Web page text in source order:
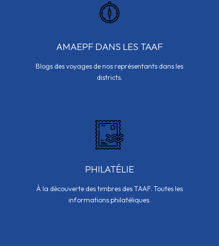
AMAEPF DANS LES TAAF
Blogs des voyages de nos représentants dans les
districts.
PHILATÉLIE
À la découverte des timbres des TAAF. Toutes les
informations philatéliques.